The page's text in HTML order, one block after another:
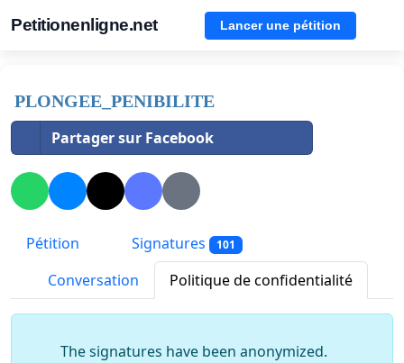
Petitionenligne.net Lancer une pétition
PLONGEE_PENIBILITE
Partager sur Facebook
Pétition Signatures 101
Conversation Politique de confidentialité
The signatures have been anonymized.